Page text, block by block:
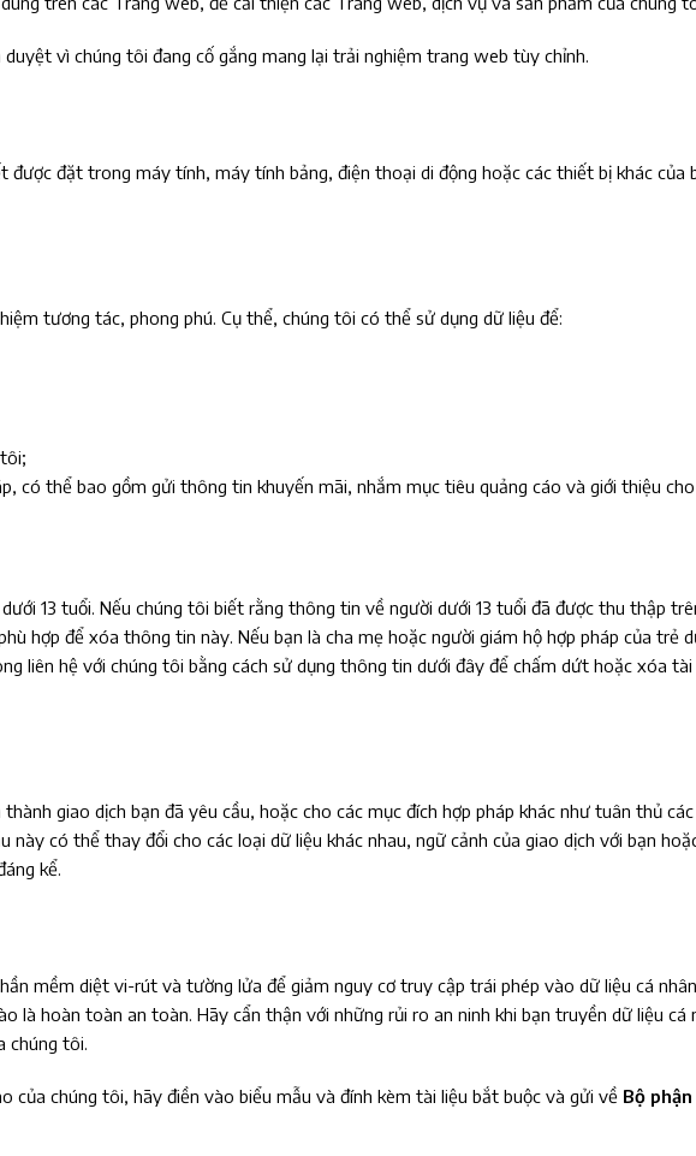
vì chúng tôi đang cố gắng mang lại trải nghiệm trang web tùy chỉnh.
được đặt trong máy tính, máy tính bảng, điện thoại di động hoặc các thiết bị khác của
tương tác, phong phú. Cụ thể, chúng tôi có thể sử dụng dữ liệu để:
có thể bao gồm gửi thông tin khuyến mãi, nhắm mục tiêu quảng cáo và giới thiệu
13 tuổi. Nếu chúng tôi biết rằng thông tin về người dưới 13 tuổi đã được thu thập
hợp để xóa thông tin này. Nếu bạn là cha mẹ hoặc người giám hộ hợp pháp của trẻ
liên hệ với chúng tôi bằng cách sử dụng thông tin dưới đây để chấm dứt hoặc xóa
giao dịch bạn đã yêu cầu, hoặc cho các mục đích hợp pháp khác như tuân thủ
có thể thay đổi cho các loại dữ liệu khác nhau, ngữ cảnh của giao dịch với bạn
kể.
mềm diệt vi-rút và tường lửa để giảm nguy cơ truy cập trái phép vào dữ liệu cá
là hoàn toàn an toàn. Hãy cẩn thận với những rủi ro an ninh khi bạn truyền dữ liệu cá
chúng tôi.
của chúng tôi, hãy điền vào biểu mẫu và đính kèm tài liệu bắt buộc và gửi về Bộ